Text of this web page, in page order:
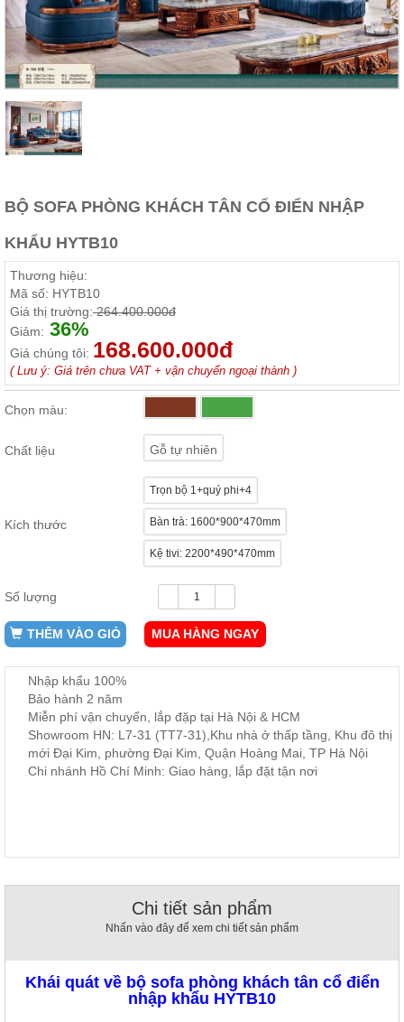
Thất
Phòng
Khách
Sofa,
tủ
Bàn
trà...
Nội
Phòng
Ngủ
Giường
ngủ, tủ
áo, bàn
trang
điểm
Nội
Phòng
Ăn
ăn,
kệ
Thất
Bàn
ban
công,
đu,
Phụ
Kiện
Trang
Nội
Nội
BỘ SOFA PHÒNG KHÁCH TÂN CỔ ĐIỂN NHẬP
KHẨU HYTB10
Thương hiệu:
Mã số: HYTB10
Giá thị trường:264.400.000đ
Giảm: 36%
Giá chúng tôi: 168.600.000đ
( Lưu ý: Giá trên chưa VAT + vận chuyển ngoại thành )
Chọn màu:
Chất liệu Gỗ tự nhiên
Kích thước
Trọn bộ 1+quý phi+4
Bàn trà: 1600*900*470mm
Kệ tivi: 2200*490*470mm
Số lượng
THÊM VÀO GIỎ MUA HÀNG NGAY
Nhập khẩu 100%
Bảo hành 2 năm
Miễn phí vận chuyển, lắp đặp tại Hà Nội & HCM
Showroom HN: L7-31 (TT7-31),Khu nhà ở thấp tầng, Khu đô thị
mới Đại Kim, phường Đại Kim, Quận Hoàng Mai, TP Hà Nội
Chi nhánh Hồ Chí Minh: Giao hàng, lắp đặt tận nơi
Chi tiết sản phẩm
Nhấn vào đây để xem chi tiết sản phẩm
Khái quát về bộ sofa phòng khách tân cổ điển
nhập khẩu HYTB10